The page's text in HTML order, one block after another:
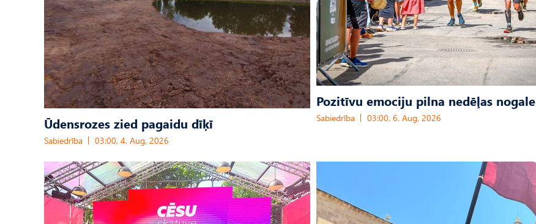
Ūdensrozes zied pagaidu dīķī
Sabiedrība 03:00, 4. Aug, 2026
Pozitīvu emociju pilna nedēļas nogale
Sabiedrība 03:00, 6. Aug, 2026